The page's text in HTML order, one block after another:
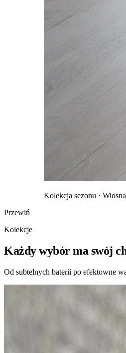
Kolekcja sezonu ·
Przewiń
Kolekcje
Każdy wybór ma swój
Od subtelnych baterii po efektowne